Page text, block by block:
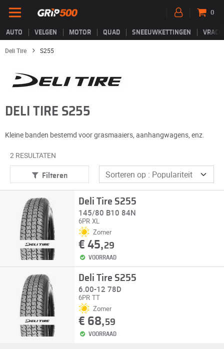
AUTO VELGEN MOTOR QUAD SNEEUWKETTINGEN
0
Deli Tire S255
DELI TIRE S255
Kleine banden bestemd voor grasmaaiers, aanhangwagens, enz.
2 RESULTATEN
Filteren
Deli Tire S255
145/80 B10 84N
6PR XL
Zomer
€ 45,29
VOORRAAD
Deli Tire S255
6.00-12 78D
6PR TT
Zomer
€ 68,59
VOORRAAD